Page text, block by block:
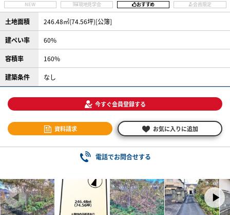
NEW 現地見学会 おすすめ 会員限定
土地面積 246.48㎡(74.56坪)[公簿]
建ぺい率 60%
容積率 160%
建築条件 なし
今すぐ会員登録する
資料請求 お気に入りに追加
電話でお問合せする